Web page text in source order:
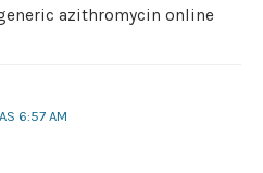
azithromycin online
6:57 AM